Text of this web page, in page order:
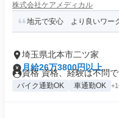
株式会社ケアメディカル
地元で安心 より良いワー
埼玉県北本市二ツ家
月給26万3800円以上
資格 資格、経験は不問
バイク通勤OK 車通勤OK